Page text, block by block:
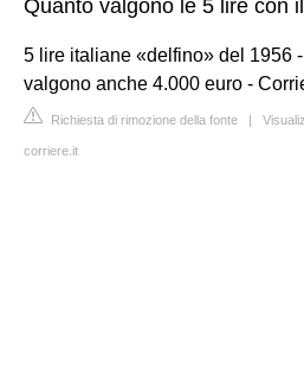
Quanto valgono le 5 lire con
5 lire italiane «delfino» del 1956
valgono anche 4.000 euro -
Richiesta di rimozione della fonte |
corriere.it